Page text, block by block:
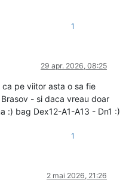
1
29 apr. 2026, 08:25
pe viitor asta o sa fie
- si daca vreau doar
:) bag Dex12-A1-A13 - Dn1 :)
1
2 mai 2026, 21:26